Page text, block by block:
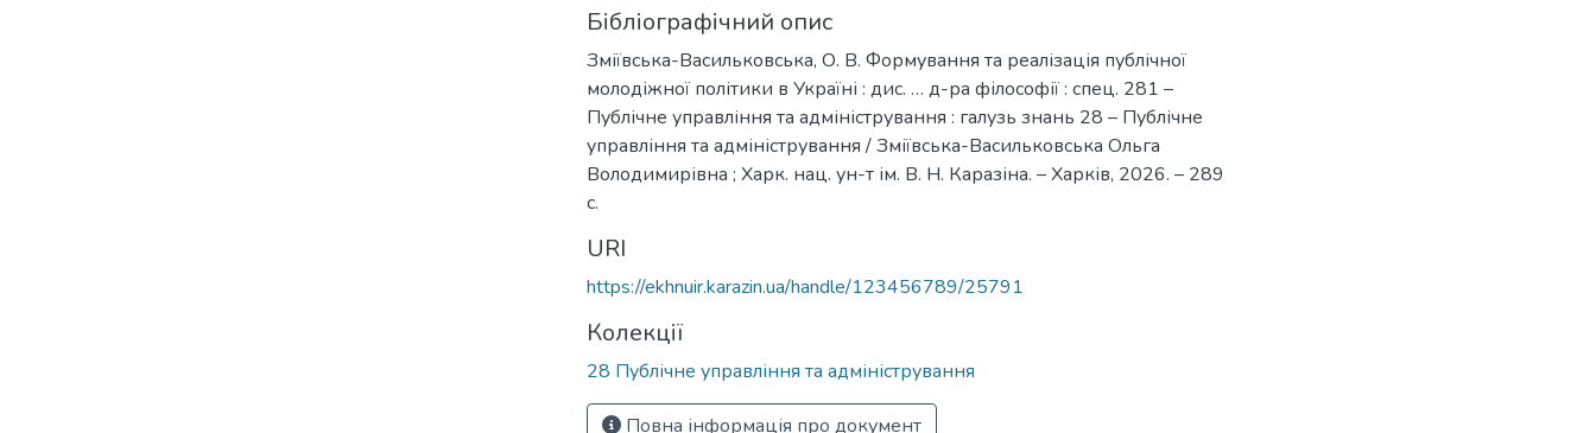
Бібліографічний опис
Зміївська-Васильковська, О. В. Формування та реалізація публічної
молодіжної політики в Україні : дис. … д-ра філософії : спец. 281 –
Публічне управління та адміністрування : галузь знань 28 – Публічне
управління та адміністрування / Зміївська-Васильковська Ольга
Володимирівна ; Харк. нац. ун-т ім. В. Н. Каразіна. – Харків, 2026. – 289
с.
URI
https://ekhnuir.karazin.ua/handle/123456789/25791
Колекції
28 Публічне управління та адміністрування
Повна інформація про документ